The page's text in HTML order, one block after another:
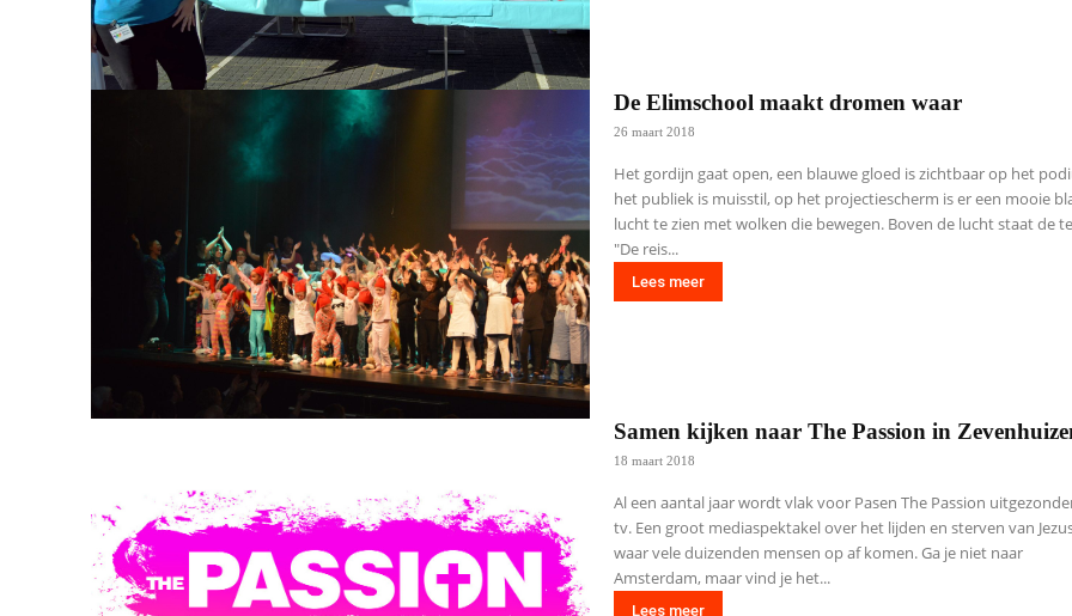
De Elimschool maakt dromen waar
26 maart 2018
Het gordijn gaat open, een blauwe gloed is zichtbaar op het
het publiek is muisstil, op het projectiescherm is er een mooie
lucht te zien met wolken die bewegen. Boven de lucht staat de
"De reis...
Lees meer
Samen kijken naar The Passion in
18 maart 2018
Al een aantal jaar wordt vlak voor Pasen The Passion
tv. Een groot mediaspektakel over het lijden en sterven van
waar vele duizenden mensen op af komen. Ga je niet naar
Amsterdam, maar vind je het...
Lees meer